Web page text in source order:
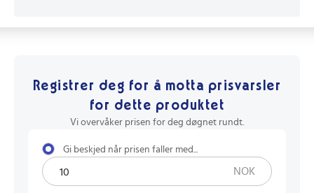
Registrer deg for å motta prisvarsler
for dette produktet
Vi overvåker prisen for deg døgnet rundt.
Gi beskjed når prisen faller med...
NOK